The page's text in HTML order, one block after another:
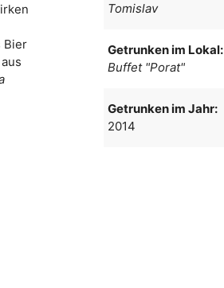
Bier
Tomislav
Getrunken im Lokal:
Buffet "Porat"
Getrunken im Jahr:
2014